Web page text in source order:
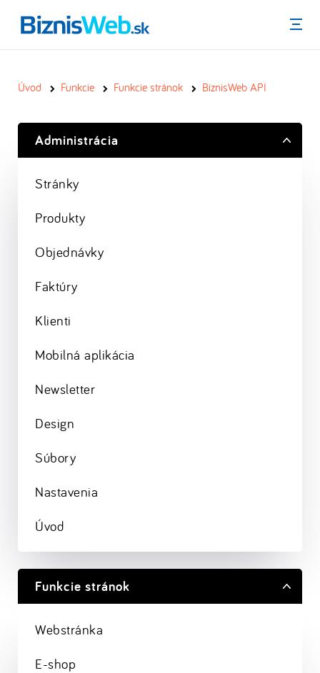
Menu
Úvod Funkcie Funkcie stránok BiznisWeb API
Administrácia
Stránky
Produkty
Objednávky
Faktúry
Klienti
Mobilná aplikácia
Newsletter
Design
Súbory
Nastavenia
Úvod
Funkcie stránok
Webstránka
E-shop